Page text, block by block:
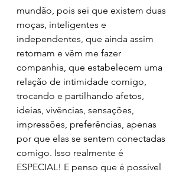
mundão, pois sei que existem duas
moças, inteligentes e
independentes, que ainda assim
retornam e vêm me fazer
companhia, que estabelecem uma
relação de intimidade comigo,
trocando e partilhando afetos,
ideias, vivências, sensações,
impressões, preferências, apenas
por que elas se sentem conectadas
comigo. Isso realmente é
ESPECIAL! E penso que é possível